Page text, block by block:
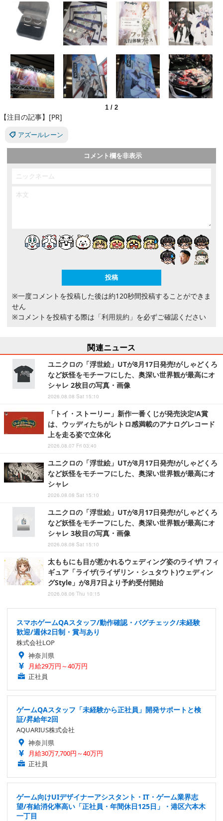
1 / 2
【注目の記事】[PR]
アズールレーン
コメント欄を非表示
※一度コメントを投稿した後は約120秒間投稿することができま
せん
※コメントを投稿する際は 「利用規約」 を必ずご確認ください
関連ニュース
ユニクロの「浮世絵」UTが8月17日発売!がしゃどくろ
など妖怪をモチーフにした、奥深い世界観が最高にオ
シャレ 2枚目の写真・画像
2026.08.08 Sat 15:10
「トイ・ストーリー」新作一番くじが発売決定!A賞
は、ウッディたちがレトロ感満載のアナログレコード
上を走る姿で立体化
2026.08.07 Fri 03:40
ユニクロの「浮世絵」UTが8月17日発売!がしゃどくろ
など妖怪をモチーフにした、奥深い世界観が最高にオ
シャレ
2026.08.08 Sat 15:10
ユニクロの「浮世絵」UTが8月17日発売!がしゃどくろ
など妖怪をモチーフにした、奥深い世界観が最高にオ
シャレ 3枚目の写真・画像
2026.08.08 Sat 15:10
太ももにも目が惹かれるウェディング姿のライザ! フィ
ギュア「ライザ(ライザリン・シュタウト)ウェディン
グStyle」が8月7日より予約受付開始
2026.08.06 Thu 10:15
スマホゲームQAスタッフ/動作確認・バグチェック/未経験
歓迎/週休2日制・賞与あり
株式会社LOP
神奈川県
月給29万円～40万円
正社員
ゲームQAスタッフ「未経験から正社員」開発サポートと検
証/昇給年2回
AQUARIUS株式会社
神奈川県
月給30万7,700円～40万円
正社員
ゲーム向けUIデザイナーアシスタント・IT・ゲーム業界志
望/有給消化率高い「正社員・年間休日125日」・港区六本木
一丁目